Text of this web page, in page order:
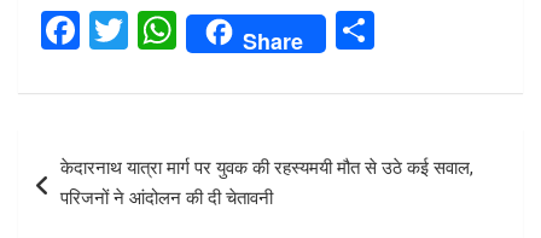
F
ce
o
T
tt
W
at
s
A
Share
ar
navigation
केदारनाथ यात्रा मार्ग पर युवक की रहस्यमयी मौत से उठे कई सवाल,
परिजनों ने आंदोलन की दी चेतावनी